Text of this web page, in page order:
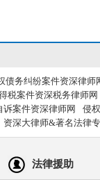
债务纠纷案件资深律师
税案件资深税务律师网
诉案件资深律师网
侵
资深大律师&著名法律
法律援助